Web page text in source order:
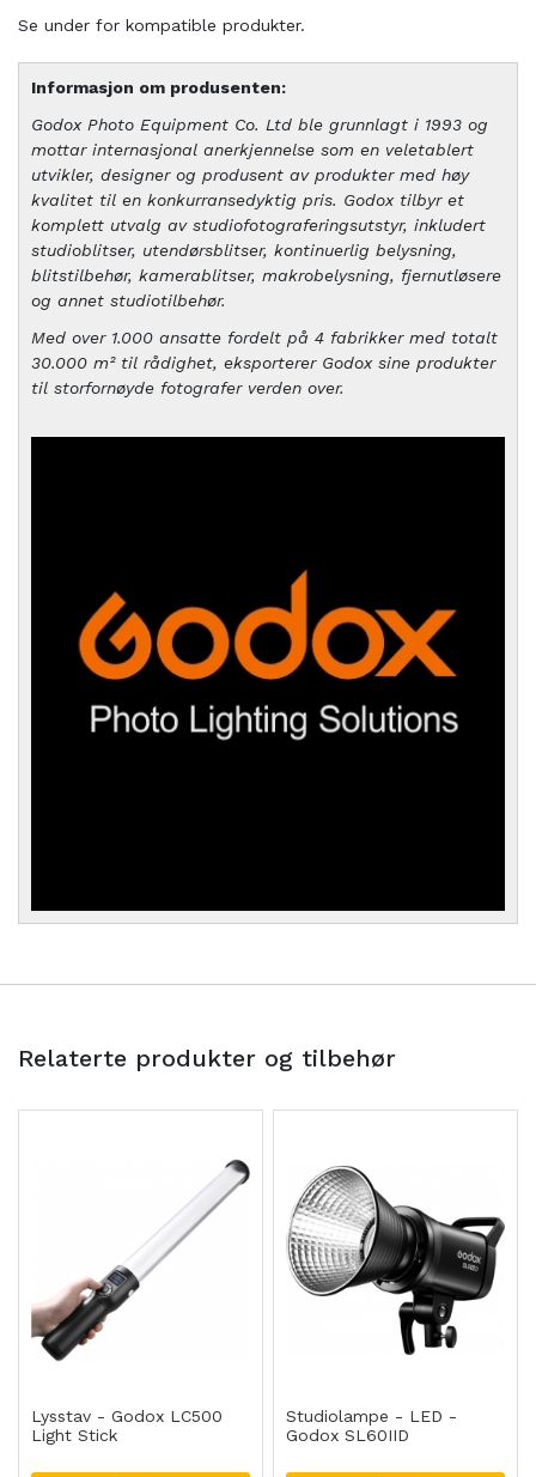
Se under for kompatible produkter.
Informasjon om produsenten:
Godox Photo Equipment Co. Ltd ble grunnlagt i 1993 og
mottar internasjonal anerkjennelse som en veletablert
utvikler, designer og produsent av produkter med høy
kvalitet til en konkurransedyktig pris. Godox tilbyr et
komplett utvalg av studiofotograferingsutstyr, inkludert
studioblitser, utendørsblitser, kontinuerlig belysning,
blitstilbehør, kamerablitser, makrobelysning, fjernutløsere
og annet studiotilbehør.
Med over 1.000 ansatte fordelt på 4 fabrikker med totalt
30.000 m² til rådighet, eksporterer Godox sine produkter
til storfornøyde fotografer verden over.
Relaterte produkter og tilbehør
Lysstav - Godox LC500
Light Stick
Studiolampe - LED -
Godox SL60IID